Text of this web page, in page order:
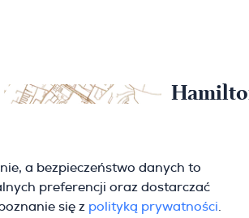
53-656 Wrocław
(+48) 71 727 19
a bezpieczeństwo danych to
preferencji oraz dostarczać
się z polityką prywatności